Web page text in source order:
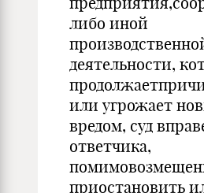
либо иной
деятельности,
или угрожает
вредом, суд
ответчика,
приостановить